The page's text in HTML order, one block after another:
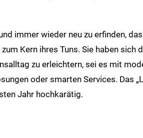
immer wieder neu zu erfinden,
Kern ihres Tuns. Sie haben sich
zu erleichtern, sei es mit
oder smarten Services. Das
Jahr hochkarätig.